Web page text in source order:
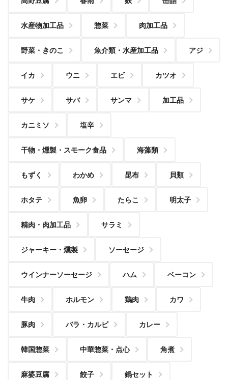
水産物加工品 惣菜 肉加工品
野菜・きのこ 魚介類・水産加工品 アジ
イカ ウニ エビ カツオ
サケ サバ サンマ 加工品
カニミソ 塩辛
干物・燻製・スモーク食品 海藻類
もずく わかめ 昆布 貝類
ホタテ 魚卵 たらこ 明太子
精肉・肉加工品 サラミ
ジャーキー・燻製 ソーセージ
ウインナーソーセージ ハム ベーコン
牛肉 ホルモン 鶏肉 カワ
豚肉 バラ・カルビ カレー
韓国惣菜 中華惣菜・点心 角煮
麻婆豆腐 餃子 鍋セット